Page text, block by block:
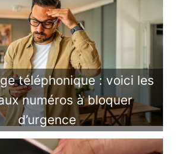
téléphonique : voici les
numéros à bloquer
d’urgence